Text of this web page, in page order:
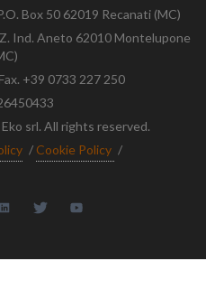
Box 50 62019 Recanati (MC)
Ind. Aneto 62010 Montelupone
Fax. +39 0733 227 250
srl. All rights reserved.
/ Cookie Policy /